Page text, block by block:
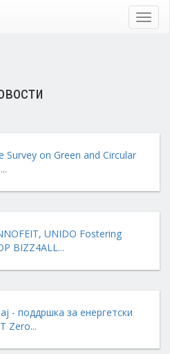
Survey on Green and Circular
UNIDO Fostering
BIZZ4ALL...
- поддршка за енергетски
Zero...